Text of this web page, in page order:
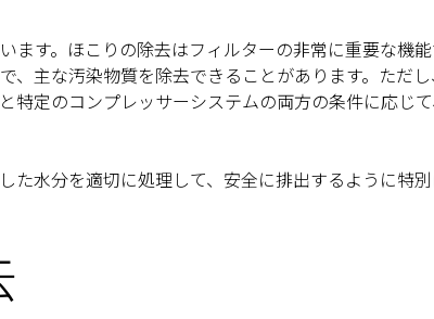
ます。ほこりの除去はフィルターの非常に重要な機
主な汚染物質を除去できることがあります。ただ
特定のコンプレッサーシステムの両方の条件に応じ
た水分を適切に処理して、安全に排出するように特